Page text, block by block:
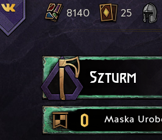
8140 25
Szturm
0 Maska